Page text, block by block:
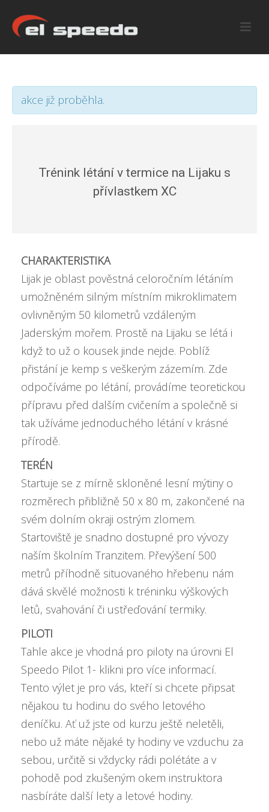
akce již proběhla.
Trénink létání v termice na Lijaku s
přívlastkem XC
CHARAKTERISTIKA
Lijak je oblast pověstná celoročním létáním
umožněném silným místním mikroklimatem
ovlivněným 50 kilometrů vzdáleným
Jaderským mořem. Prostě na Lijaku se létá i
když to už o kousek jinde nejde. Poblíž
přistání je kemp s veškerým zázemím. Zde
odpočíváme po létání, provádíme teoretickou
přípravu před dalším cvičením a společně si
tak užíváme jednoduchého létání v krásné
přírodě.
TERÉN
Startuje se z mírně skloněné lesní mýtiny o
rozměrech přibližně 50 x 80 m, zakončené na
svém dolním okraji ostrým zlomem.
Startoviště je snadno dostupné pro vývozy
naším školním Tranzitem. Převýšení 500
metrů příhodně situovaného hřebenu nám
dává skvělé možnosti k tréninku výškových
letů, svahování či ustřeďování termiky.
PILOTI
Tahle akce je vhodná pro piloty na úrovni El
Speedo Pilot 1- klikni pro více informací.
Tento výlet je pro vás, kteří si chcete připsat
nějakou tu hodinu do svého letového
deníčku. Ať už jste od kurzu ještě neletěli,
nebo už máte nějaké ty hodiny ve vzduchu za
sebou, určitě si vždycky rádi polétáte a v
pohodě pod zkušeným okem instruktora
nasbíráte další lety a letové hodiny.